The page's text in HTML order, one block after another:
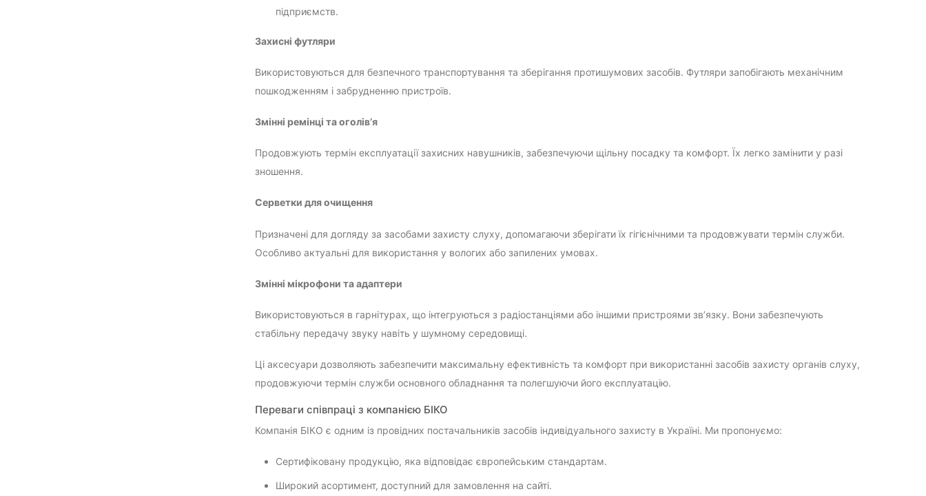
підприємств.
Захисні футляри
Використовуються для безпечного транспортування та зберігання протишумових засобів. Футляри запобігають механічним
пошкодженням і забрудненню пристроїв.
Змінні ремінці та оголів’я
Продовжують термін експлуатації захисних навушників, забезпечуючи щільну посадку та комфорт. Їх легко замінити у разі
зношення.
Серветки для очищення
Призначені для догляду за засобами захисту слуху, допомагаючи зберігати їх гігієнічними та продовжувати термін служби.
Особливо актуальні для використання у вологих або запилених умовах.
Змінні мікрофони та адаптери
Використовуються в гарнітурах, що інтегруються з радіостанціями або іншими пристроями зв’язку. Вони забезпечують
стабільну передачу звуку навіть у шумному середовищі.
Ці аксесуари дозволяють забезпечити максимальну ефективність та комфорт при використанні засобів захисту органів слуху,
продовжуючи термін служби основного обладнання та полегшуючи його експлуатацію.
Переваги співпраці з компанією БІКО
Компанія БІКО є одним із провідних постачальників засобів індивідуального захисту в Україні. Ми пропонуємо:
Сертифіковану продукцію, яка відповідає європейським стандартам.
Широкий асортимент, доступний для замовлення на сайті.